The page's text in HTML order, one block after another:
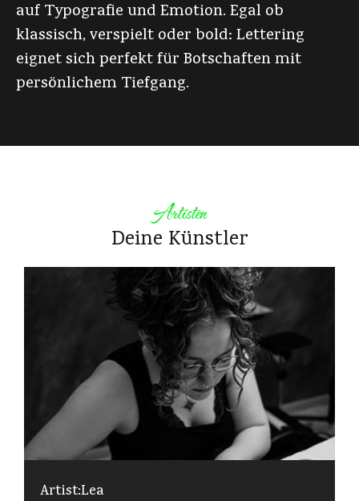
auf Typografie und Emotion. Egal ob
klassisch, verspielt oder bold: Lettering
eignet sich perfekt für Botschaften mit
persönlichem Tiefgang.
Artisten
Deine Künstler
Artist:Lea